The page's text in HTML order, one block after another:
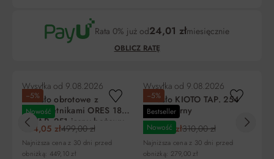
Rata 0% już od24,01 złmiesięcznie
OBLICZ RATĘ
Liczba
rat
RRSO Do
zapłaty
−5%
Nowość
Wysyłka od 9.08.2026
Krzesło obrotowe z
podłokietnikami ORES 180
st. TAP. 251 jasny beżowy
czarny
474,05 zł499,00 zł
Najniższa cena z 30 dni przed
obniżką: 449,10 zł
−5%
Bestseller
Nowość
Wysyłka od 9.08.2026
Krzesło KIOTO TAP. 254
szary czarny
294,50 zł310,00 zł
Najniższa cena z 30 dni przed
obniżką: 279,00 zł